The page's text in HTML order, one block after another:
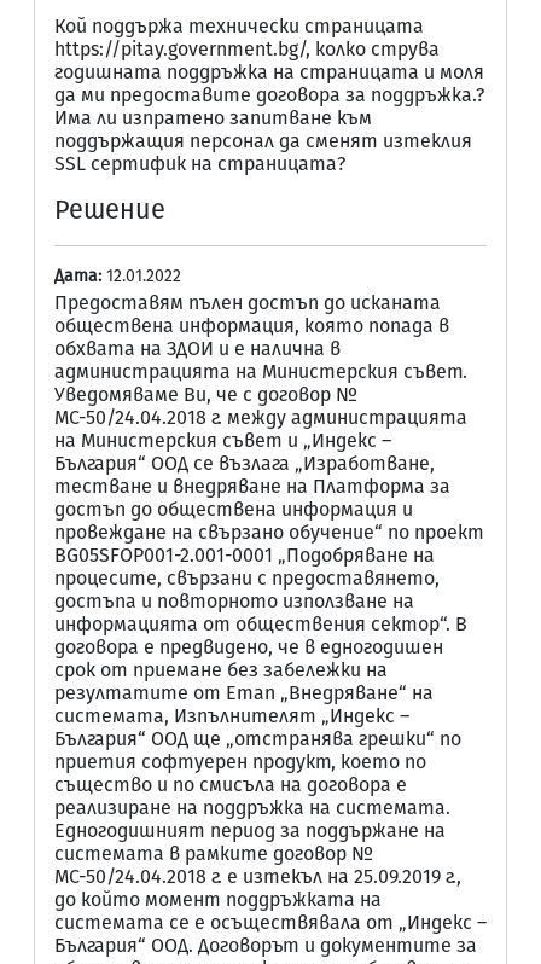
Кой поддържа технически страницата
https://pitay.government.bg/, колко струва
годишната поддръжка на страницата и моля
да ми предоставите договора за поддръжка.?
Има ли изпратено запитване към
поддържащия персонал да сменят изтеклия
SSL сертифик на страницата?
Решение
Дата: 12.01.2022
Предоставям пълен достъп до исканата
обществена информация, която попада в
обхвата на ЗДОИ и е налична в
администрацията на Министерския съвет.
Уведомяваме Ви, че с договор №
МС-50/24.04.2018 г. между администрацията
на Министерския съвет и „Индекс –
България“ ООД се възлага „Изработване,
тестване и внедряване на Платформа за
достъп до обществена информация и
провеждане на свързано обучение“ по проект
BG05SFOP001-2.001-0001 „Подобряване на
процесите, свързани с предоставянето,
достъпа и повторното използване на
информацията от обществения сектор“. В
договора е предвидено, че в едногодишен
срок от приемане без забележки на
резултатите от Етап „Внедряване“ на
системата, Изпълнителят „Индекс –
България“ ООД ще „отстранява грешки“ по
приетия софтуерен продукт, което по
същество и по смисъла на договора е
реализиране на поддръжка на системата.
Едногодишният период за поддържане на
системата в рамките договор №
МС-50/24.04.2018 г. е изтекъл на 25.09.2019 г.,
до който момент поддръжката на
системата се е осъществявала от „Индекс –
България“ ООД. Договорът и документите за